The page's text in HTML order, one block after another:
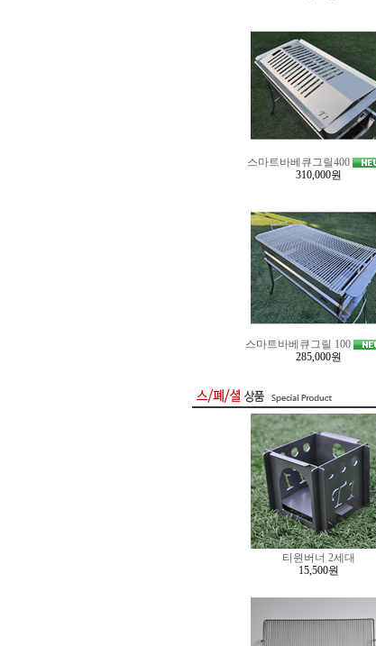
스마트바베큐그릴400
310,000원
스마트바베큐그릴 100
285,000원
티원버너 2세대
15,500원